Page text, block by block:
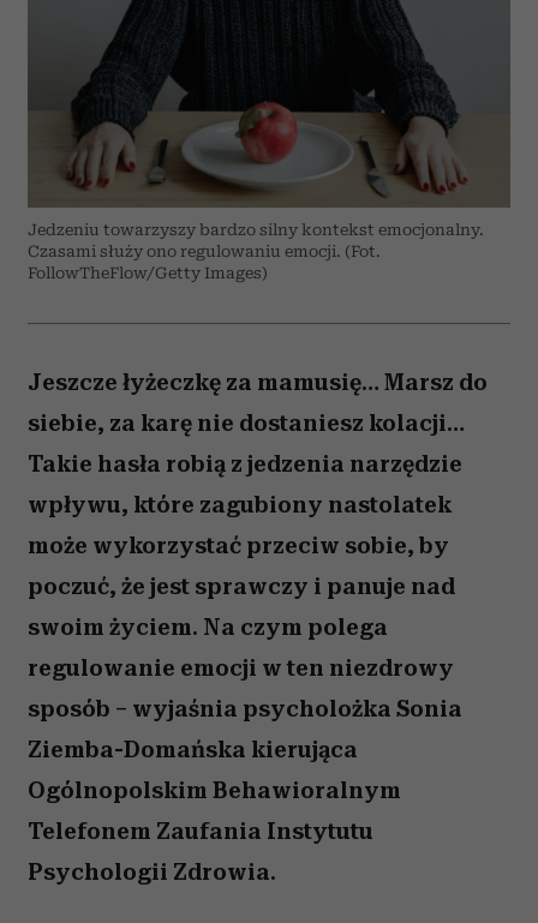
Jedzeniu towarzyszy bardzo silny kontekst emocjonalny.
Czasami służy ono regulowaniu emocji. (Fot.
FollowTheFlow/Getty Images)
Jeszcze łyżeczkę za mamusię… Marsz do
siebie, za karę nie dostaniesz kolacji…
Takie hasła robią z jedzenia narzędzie
wpływu, które zagubiony nastolatek
może wykorzystać przeciw sobie, by
poczuć, że jest sprawczy i panuje nad
swoim życiem. Na czym polega
regulowanie emocji w ten niezdrowy
sposób – wyjaśnia psycholożka Sonia
Ziemba-Domańska kierująca
Ogólnopolskim Behawioralnym
Telefonem Zaufania Instytutu
Psychologii Zdrowia.